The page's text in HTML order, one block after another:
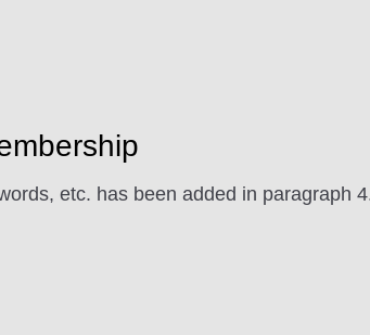
etc. has been added in paragraph